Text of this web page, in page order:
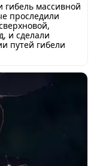
массивной
проследили
и сделали
путей гибели